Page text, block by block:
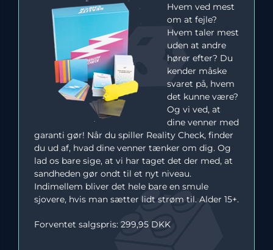
Hvem ved mest
om at fejle?
Hvem taler mest
uden at andre
hører efter? Du
kender måske
svaret på, hvem
det kunne være?
Og vi ved, at
dine venner med
garanti gør! Når du spiller Reality Check, finder
du ud af, hvad dine venner tænker om dig. Og
lad os bare sige, at vi har taget det der med, at
sandheden gør ondt til et nyt niveau.
Indimellem bliver det hele bare en smule
sjovere, hvis man sætter lidt strøm til. Alder 15+.
Forventet salgspris: 299,95 DKK